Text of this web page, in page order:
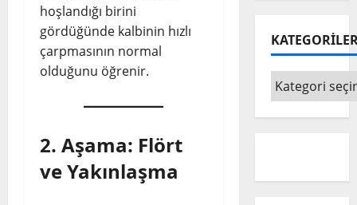
hoşlandığı birini
gördüğünde kalbinin hızlı
çarpmasının normal
olduğunu öğrenir.
2. Aşama: Flört
ve Yakınlaşma
KATEGORİLER